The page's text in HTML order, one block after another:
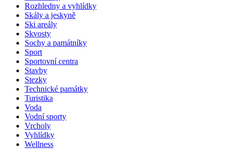
Rozhledny a vyhlídky
Skály a jeskyně
Ski areály
Skvosty
Sochy a památníky
Sport
Sportovní centra
Stavby
Stezky
Technické památky
Turistika
Voda
Vodní sporty
Vrcholy
Vyhlídky
Wellness